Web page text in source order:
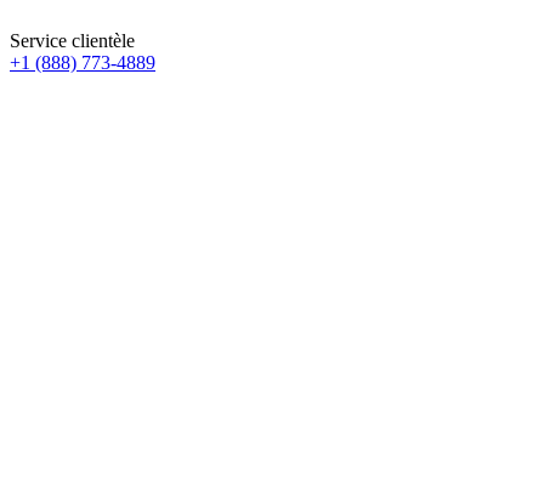
Service clientèle
+1 (888) 773-4889